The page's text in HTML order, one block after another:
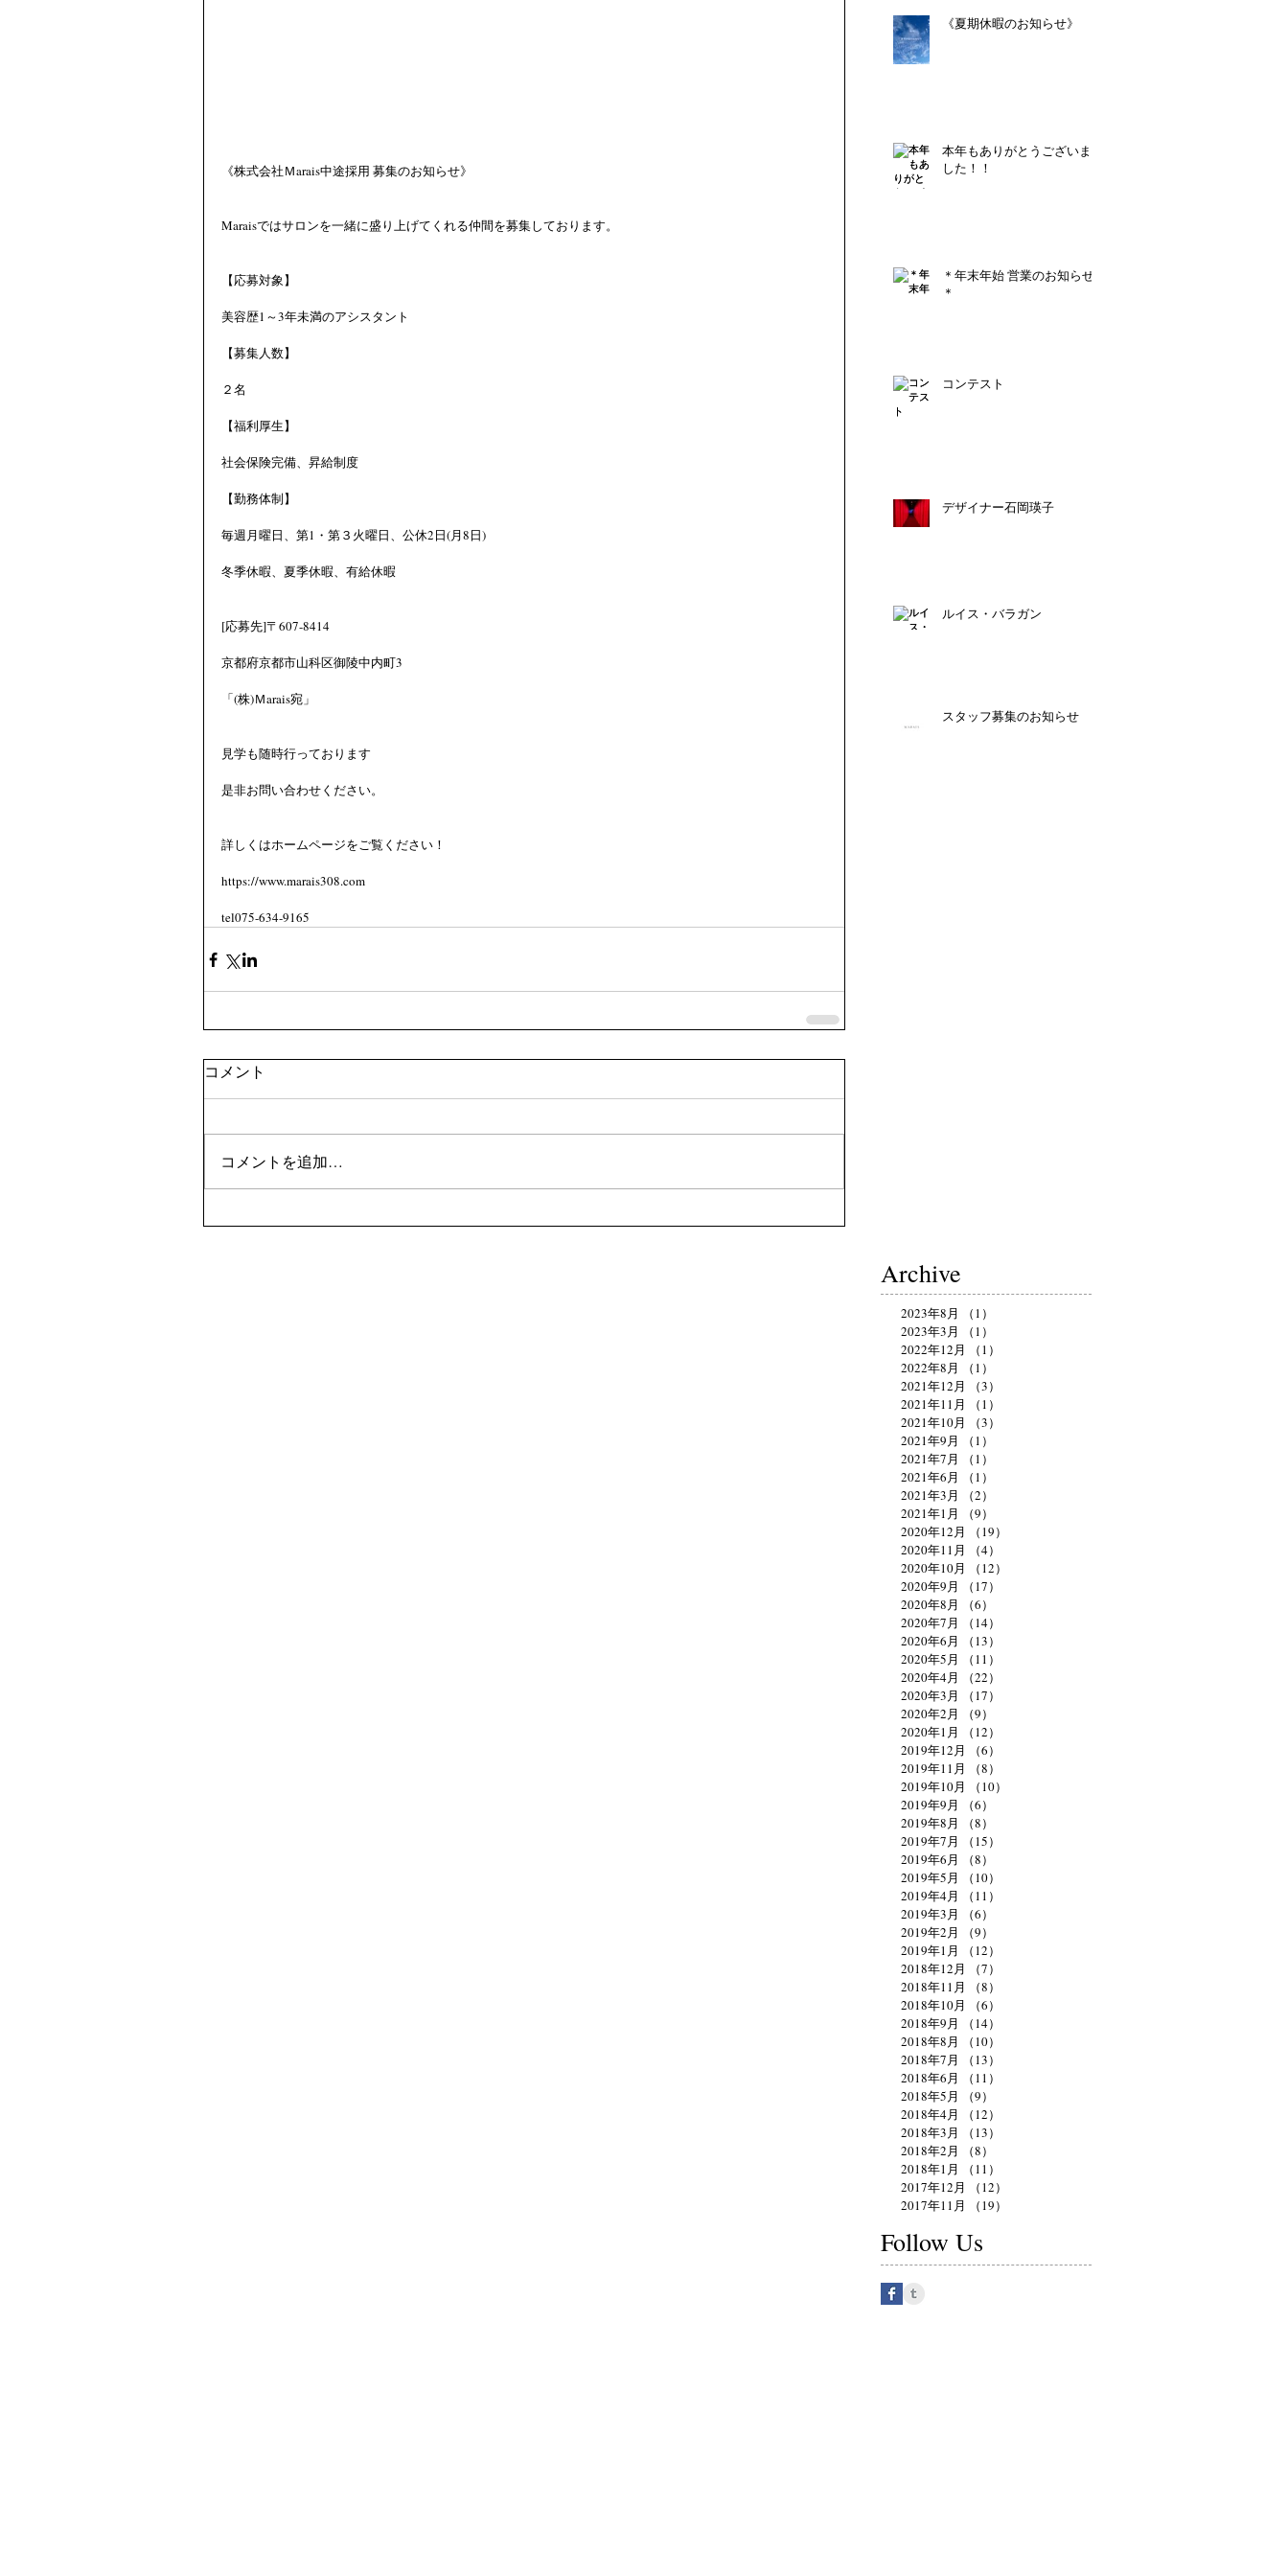
《株式会社Ｍarais中途採用 募集のお知らせ》
Maraisではサロンを一緒に盛り上げてくれる仲間を募集しております。
【応募対象】
美容歴1～3年未満のアシスタント
【募集人数】
２名
【福利厚生】
社会保険完備、昇給制度
【勤務体制】
毎週月曜日、第1・第３火曜日、公休2日(月8日)
冬季休暇、夏季休暇、有給休暇
[応募先]〒607-8414
京都府京都市山科区御陵中内町3
「(株)Ｍarais宛」
見学も随時行っております
是非お問い合わせください。
詳しくはホームページをご覧ください！
https://www.marais308.com
tel075-634-9165
コメント
コメントを追加…
《夏期休暇のお知らせ》
本年もありがとうございま
した！！
＊年末年始 営業のお知らせ
＊
コンテスト
デザイナー石岡瑛子
ルイス・バラガン
スタッフ募集のお知らせ
Archive
2023年8月 （1）
2023年3月
（1）
2022年12月
（1）
2022年8月
（1）
2021年12月
（3）
2021年11月
（1）
2021年10月
（3）
2021年9月
（1）
2021年7月
（1）
2021年6月
（1）
2021年3月
（2）
2021年1月
（9）
2020年12月
（19）
2020年11月
（4）
2020年10月
（12）
2020年9月
（17）
2020年8月
（6）
2020年7月
（14）
2020年6月
（13）
2020年5月
（11）
2020年4月
（22）
2020年3月
（17）
2020年2月
（9）
2020年1月
（12）
2019年12月
（6）
2019年11月
（8）
2019年10月
（10）
2019年9月
（6）
2019年8月
（8）
2019年7月
（15）
2019年6月
（8）
2019年5月
（10）
2019年4月
（11）
2019年3月
（6）
2019年2月
（9）
2019年1月
（12）
2018年12月
（7）
2018年11月
（8）
2018年10月
（6）
2018年9月
（14）
2018年8月
（10）
2018年7月
（13）
2018年6月
（11）
2018年5月
（9）
2018年4月
（12）
2018年3月
（13）
2018年2月
（8）
2018年1月
（11）
2017年12月
（12）
2017年11月
（19）
Follow Us